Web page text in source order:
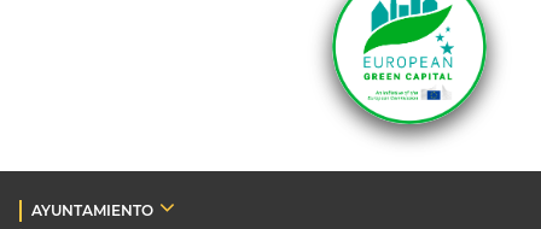
AYUNTAMIENTO